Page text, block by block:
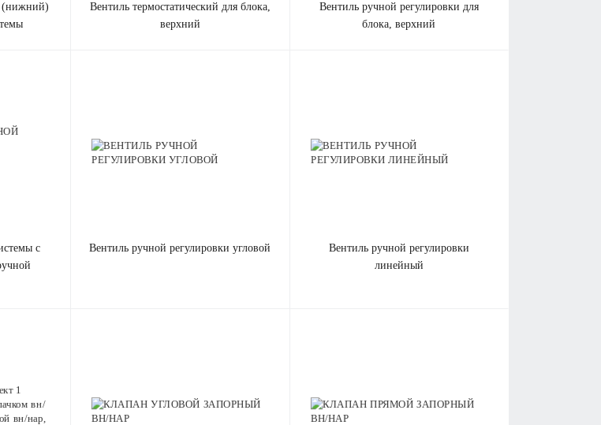
вентиль термостатический для блока,
верхний
вентиль ручной регулировки для
блока, верхний
вентиль ручной регулировки угловой
вентиль ручной регулировки
линейный